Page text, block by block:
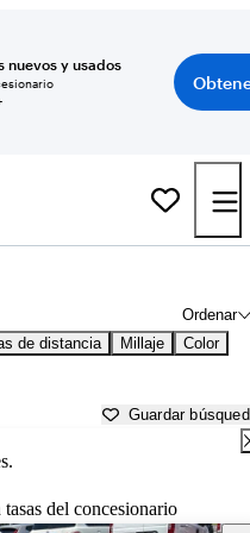
nuevos y usados
Ordenar
de distancia Millaje Color
Guardar
del concesionario